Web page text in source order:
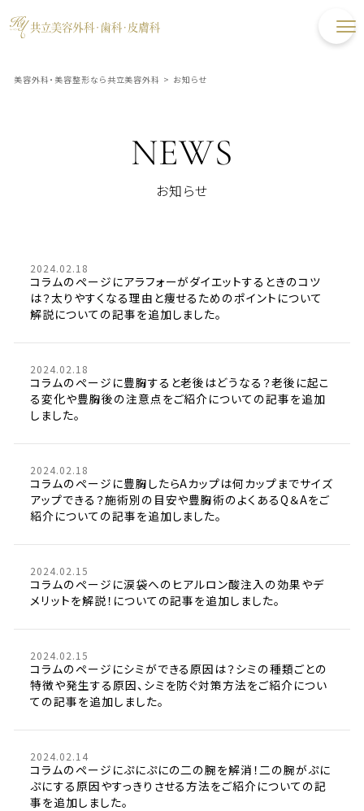
美容外科・美容整形なら共立美容外科 > お知らせ
NEWS
お知らせ
2024.02.18
コラムのページにアラフォーがダイエットするときのコツ
は？太りやすくなる理由と痩せるためのポイントについて
解説についての記事を追加しました。
2024.02.18
コラムのページに豊胸すると老後はどうなる？老後に起こ
る変化や豊胸後の注意点をご紹介についての記事を追加
しました。
2024.02.18
コラムのページに豊胸したらAカップは何カップまでサイズ
アップできる？施術別の目安や豊胸術のよくあるQ＆Aをご
紹介についての記事を追加しました。
2024.02.15
コラムのページに涙袋へのヒアルロン酸注入の効果やデ
メリットを解説！についての記事を追加しました。
2024.02.15
コラムのページにシミができる原因は？シミの種類ごとの
特徴や発生する原因、シミを防ぐ対策方法をご紹介につい
ての記事を追加しました。
2024.02.14
コラムのページにぷにぷにの二の腕を解消！二の腕がぷに
ぷにする原因やすっきりさせる方法をご紹介についての記
事を追加しました。